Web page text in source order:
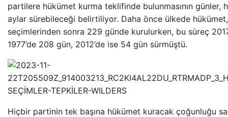
partilere hükümet kurma teklifinde bulunmasının günler,
aylar sürebileceği belirtiliyor. Daha önce ülkede
seçimlerinden sonra 229 günde kurulurken, bu süreç
1977’de 208 gün, 2012’de ise 54 gün sürmüştü.
Hiçbir partinin tek başına hükümet kuracak çoğunluğu